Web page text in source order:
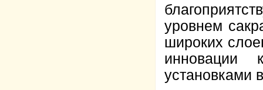
уровнем
широких
инновации
установками